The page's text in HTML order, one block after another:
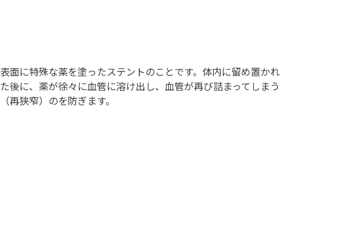
表面に特殊な薬を塗ったステントのことです。体内に留め置かれ
た後に、薬が徐々に血管に溶け出し、血管が再び詰まってしまう
（再狭窄）のを防ぎます。